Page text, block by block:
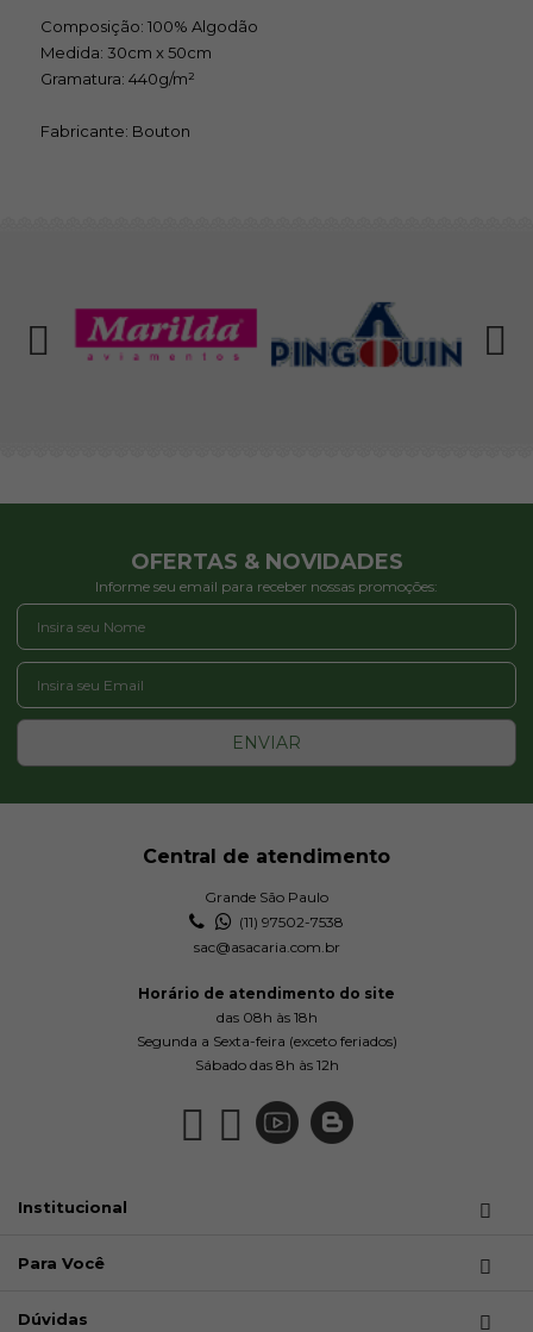
Composição: 100% Algodão
Medida: 30cm x 50cm
Gramatura: 440g/m²
Fabricante: Bouton
OFERTAS & NOVIDADES
Informe seu email para receber nossas promoções:
ENVIAR
Central de atendimento
Grande São Paulo
(11) 97502-7538
sac@asacaria.com.br
Horário de atendimento do site
das 08h às 18h
Segunda a Sexta-feira (exceto feriados)
Sábado das 8h às 12h
Institucional
Para Você
Dúvidas